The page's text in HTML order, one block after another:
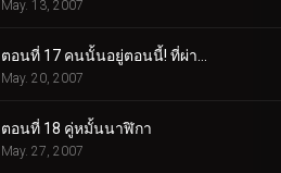
May. 13, 2007
May. 20, 2007
ตอนที่ 18 คู่หมั้นนาฬิกา
May. 27, 2007